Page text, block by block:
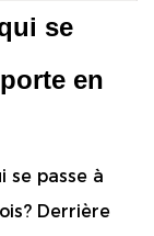
se
en
se passe à
Derrière